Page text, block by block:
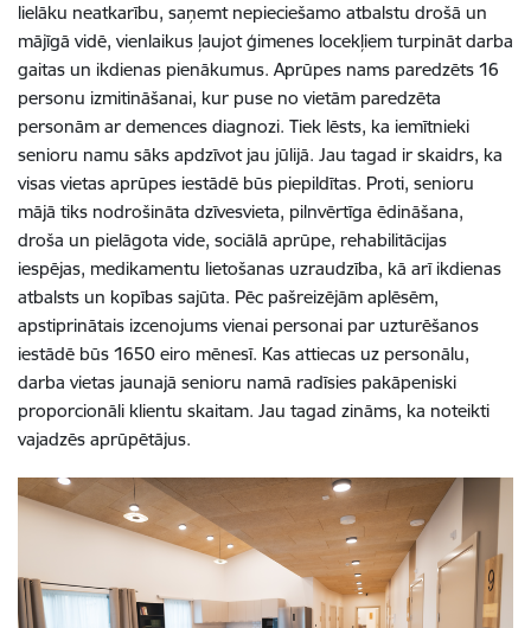
lielāku neatkarību, saņemt nepieciešamo atbalstu drošā un
mājīgā vidē, vienlaikus ļaujot ģimenes locekļiem turpināt darba
gaitas un ikdienas pienākumus. Aprūpes nams paredzēts 16
personu izmitināšanai, kur puse no vietām paredzēta
personām ar demences diagnozi. Tiek lēsts, ka iemītnieki
senioru namu sāks apdzīvot jau jūlijā. Jau tagad ir skaidrs, ka
visas vietas aprūpes iestādē būs piepildītas. Proti, senioru
mājā tiks nodrošināta dzīvesvieta, pilnvērtīga ēdināšana,
droša un pielāgota vide, sociālā aprūpe, rehabilitācijas
iespējas, medikamentu lietošanas uzraudzība, kā arī ikdienas
atbalsts un kopības sajūta. Pēc pašreizējām aplēsēm,
apstiprinātais izcenojums vienai personai par uzturēšanos
iestādē būs 1650 eiro mēnesī. Kas attiecas uz personālu,
darba vietas jaunajā senioru namā radīsies pakāpeniski
proporcionāli klientu skaitam. Jau tagad zināms, ka noteikti
vajadzēs aprūpētājus.